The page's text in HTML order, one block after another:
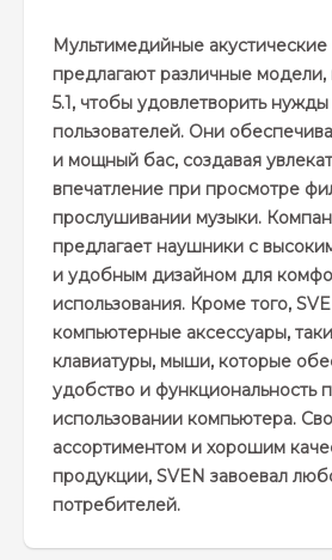
Мультимедийные
предлагают различные модели,
5.1, чтобы удовлетворить
пользователей. Они
и мощный бас, создавая
впечатление при просмотре
прослушивании музыки.
предлагает наушники с
и удобным дизайном для
использования. Кроме того,
компьютерные аксессуары,
клавиатуры, мыши, которые
удобство и функциональность
использовании компьютера.
ассортиментом и хорошим
продукции, SVEN завоевал
потребителей.